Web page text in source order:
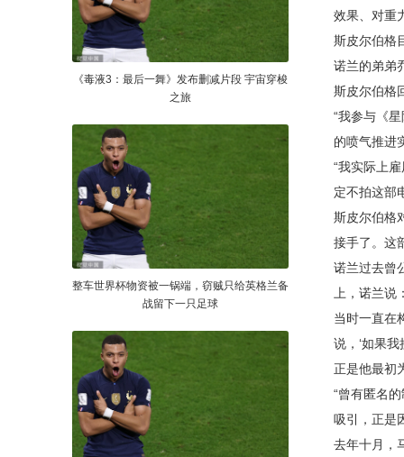
《毒液3：最后一舞》发布删减片段 宇宙穿梭
之旅
整车世界杯物资被一锅端，窃贼只给英格兰备
战留下一只足球
效果、对重
斯皮尔伯格
诺兰的弟弟
斯皮尔伯格
“我参与《
的喷气推进
“我实际上
定不拍这部
斯皮尔伯格
接手了。这
诺兰过去曾
上，诺兰
当时一直在
说，‘如果
正是他最初
“曾有匿名
吸引，正是
去年十月，